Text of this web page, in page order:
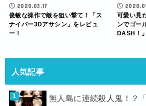
2020.03.17
俊敏な操作で敵を狙い撃て！「ス
ナイパー3Dアサシン」をレビュ
ー！
可愛い見
ンでゴー
DASH！
人気記事
無人島に連続殺人鬼！？